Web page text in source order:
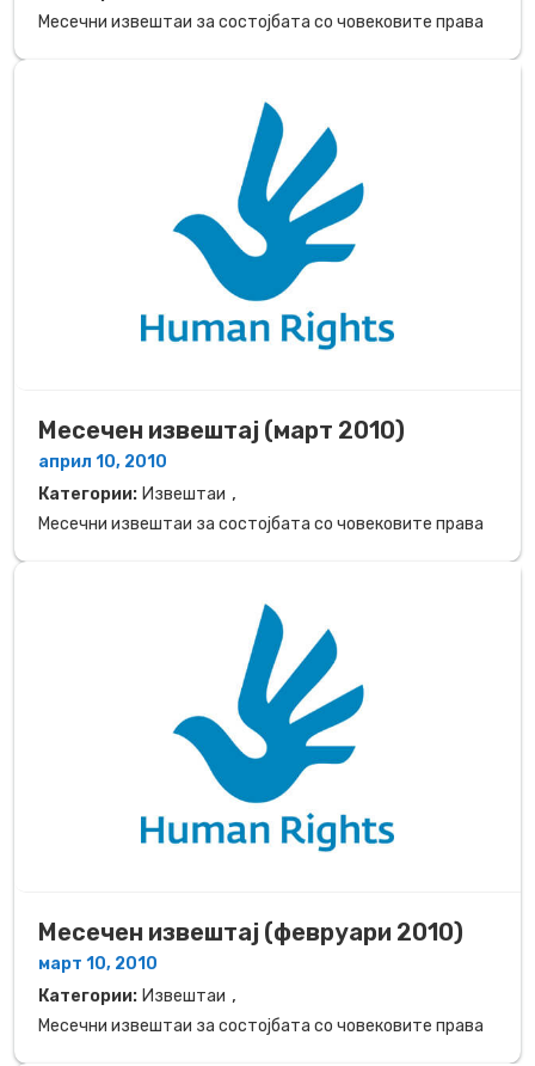
Месечни извештаи за состојбата со човековите права
Месечен извештај (март 2010)
април 10, 2010
Категории: Извештаи ,
Месечни извештаи за состојбата со човековите права
Месечен извештај (февруари 2010)
март 10, 2010
Категории: Извештаи ,
Месечни извештаи за состојбата со човековите права